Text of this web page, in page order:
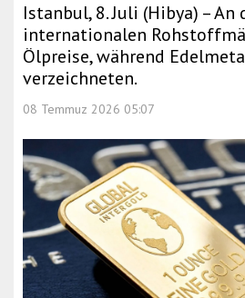
Istanbul, 8. Juli (Hibya) – An
internationalen
Ölpreise, während
verzeichneten.
08 Temmuz 2026 05:07